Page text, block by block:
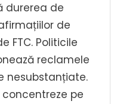
durerea de
de
FTC. Politicile
reclamele
nesubstanțiate.
pe